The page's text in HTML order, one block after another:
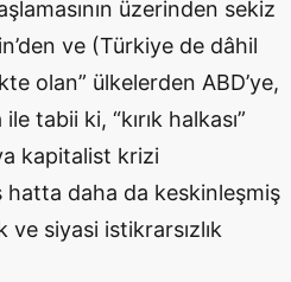
üzerinden sekiz
ve (Türkiye de dâhil
olan” ülkelerden ABD’ye,
tabii ki, “kırık halkası”
kapitalist krizi
hatta daha da keskinleşmiş
ve siyasi istikrarsızlık